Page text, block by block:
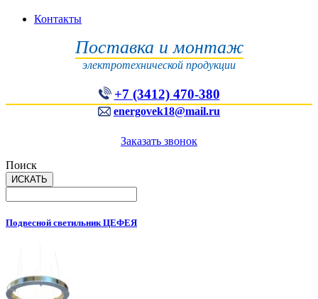
Контакты
Поставка и монтаж
электротехнической продукции
+7 (3412) 470-380
energovek18@mail.ru
Заказать звонок
Поиск
Подвесной светильник ЦЕФЕЯ